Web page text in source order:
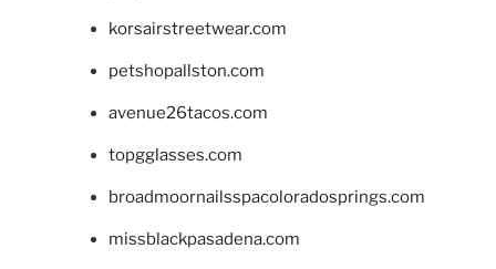
korsairstreetwear.com
petshopallston.com
avenue26tacos.com
topgglasses.com
broadmoornailsspacoloradosprings.com
missblackpasadena.com